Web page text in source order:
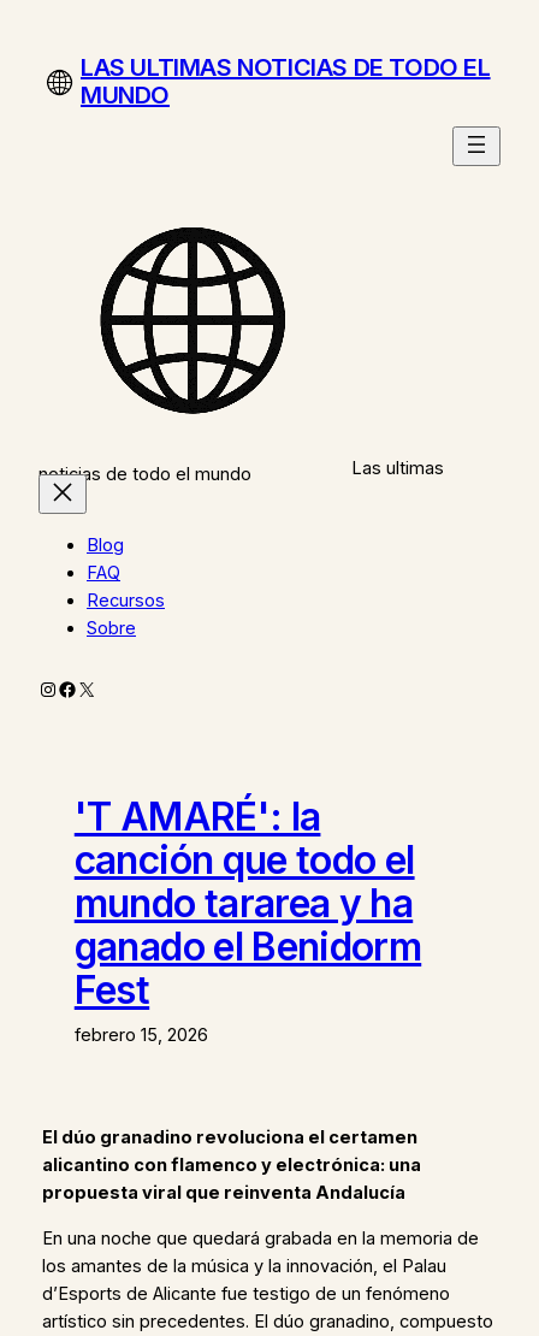
contenidoLAS ULTIMAS NOTICIAS DE TODO EL
MUNDO
Las ultimas
noticias de todo el mundo
Blog
FAQ
Recursos
Sobre
Instagram
Facebook
X
'T AMARÉ': la
canción que todo el
mundo tararea y ha
ganado el Benidorm
Fest
febrero 15, 2026
El dúo granadino revoluciona el certamen
alicantino con flamenco y electrónica: una
propuesta viral que reinventa Andalucía
En una noche que quedará grabada en la memoria de
los amantes de la música y la innovación, el Palau
d’Esports de Alicante fue testigo de un fenómeno
artístico sin precedentes. El dúo granadino, compuesto